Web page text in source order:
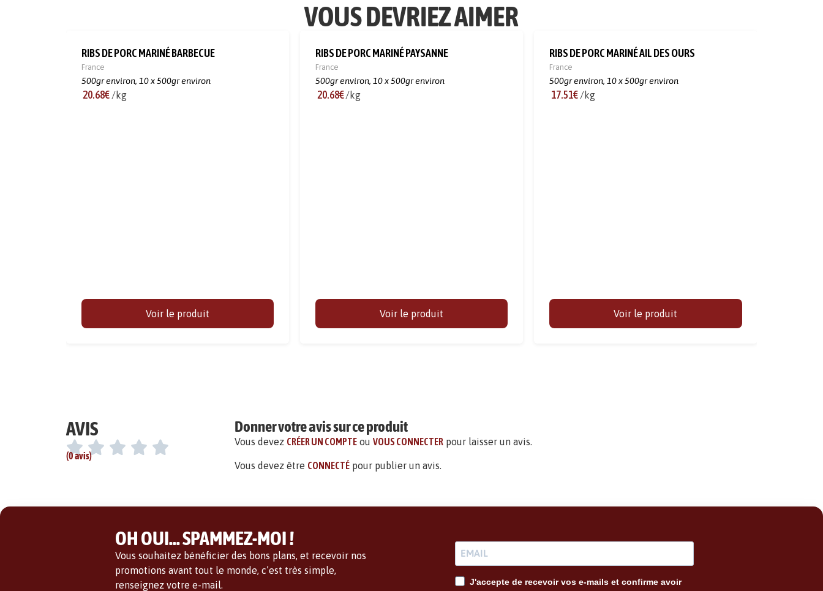
VOUS DEVRIEZ AIMER
RIBS DE PORC MARINÉ BARBECUE
France
500gr environ, 10 x 500gr environ
20.68€ /kg
Voir le produit
RIBS DE PORC MARINÉ PAYSANNE
France
500gr environ, 10 x 500gr environ
20.68€/kg
Voir le produit
RIBS DE PORC MARINÉ AIL DES OURS
France
500gr environ, 10 x 500gr environ
17.51€ /kg
Voir le produit
AVIS
(0 avis)
Donner votre avis sur ce produit
Vous devez CRÉER UN COMPTEou VOUS CONNECTERpour laisser un avis.
Vous devez être CONNECTÉpour publier un avis.
OH OUI... SPAMMEZ-MOI !
Vous souhaitez bénéficier des bons plans, et recevoir nos
promotions avant tout le monde, c’est très simple,
renseignez votre e-mail.
J'accepte de recevoir vos e-mails et confirme avoir